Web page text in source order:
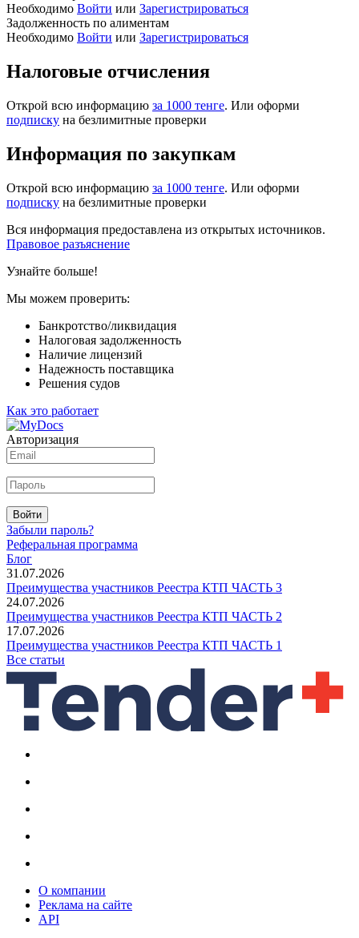
Необходимо Войти или Зарегистрироваться
Задолженность по алиментам
Необходимо Войти или Зарегистрироваться
Налоговые отчисления
Открой всю информацию за 1000 тенге. Или оформи
подписку на безлимитные проверки
Информация по закупкам
Открой всю информацию за 1000 тенге. Или оформи
подписку на безлимитные проверки
Вся информация предоставлена из открытых источников.
Правовое разъяснение
Узнайте больше!
Мы можем проверить:
Банкротство/ликвидация
Налоговая задолженность
Наличие лицензий
Надежность поставщика
Решения судов
Как это работает
Авторизация
Войти
Забыли пароль?
Реферальная программа
Блог
31.07.2026
Преимущества участников Реестра КТП ЧАСТЬ 3
24.07.2026
Преимущества участников Реестра КТП ЧАСТЬ 2
17.07.2026
Преимущества участников Реестра КТП ЧАСТЬ 1
Все статьи
О компании
Реклама на сайте
API